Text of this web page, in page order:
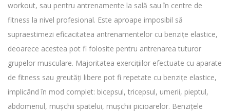
workout, sau pentru antrenamente la sală sau în centre de
fitness la nivel profesional. Este aproape imposibil să
supraestimezi eficacitatea antrenamentelor cu benzițe elastice,
deoarece acestea pot fi folosite pentru antrenarea tuturor
grupelor musculare. Majoritatea exercițiilor efectuate cu aparate
de fitness sau greutăți libere pot fi repetate cu benzițe elastice,
implicând în mod complet: bicepsul, tricepsul, umerii, pieptul,
abdomenul, mușchii spatelui, mușchii picioarelor. Benzițele